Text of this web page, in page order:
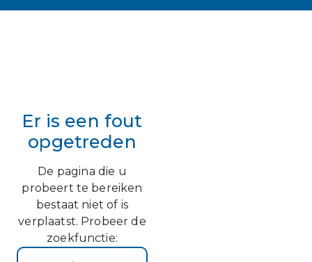
Er is een fout
opgetreden
De pagina die u
probeert te bereiken
bestaat niet of is
verplaatst. Probeer de
zoekfunctie:
Zoeken (2)